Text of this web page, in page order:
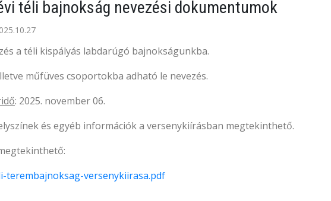
téli bajnokság nevezési dokumentumok
a téli kispályás labdarúgó bajnokságunkba.
műfüves csoportokba adható le nevezés.
: 2025. november 06.
és egyéb információk a versenykiírásban megtekinthető.
terembajnoksag-versenykiirasa.pdf